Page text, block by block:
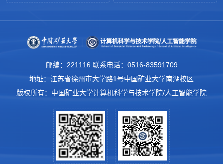
邮编：221116 联系电话：0516-83591709
地址：江苏省徐州市大学路1号中国矿业大学南湖校区
版权所有：中国矿业大学计算机科学与技术学院/人工智能学院